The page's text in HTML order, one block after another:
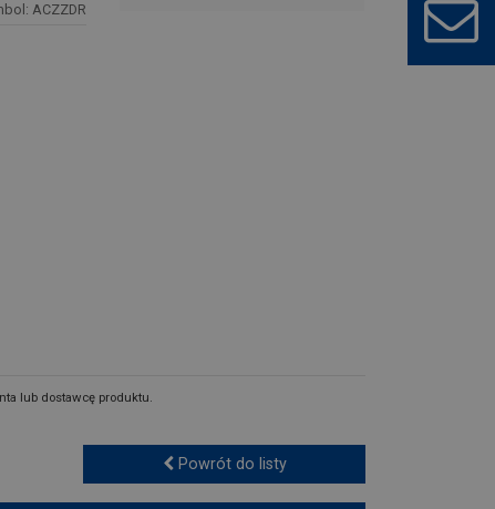
ACZZDR
lub dostawcę produktu.
Powrót do listy